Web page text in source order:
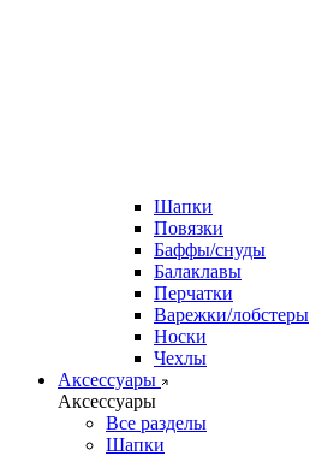
Шапки
Повязки
Баффы/снуды
Балаклавы
Перчатки
Варежки/лобстеры
Носки
Чехлы
Аксессуары
Аксессуары
Все разделы
Шапки